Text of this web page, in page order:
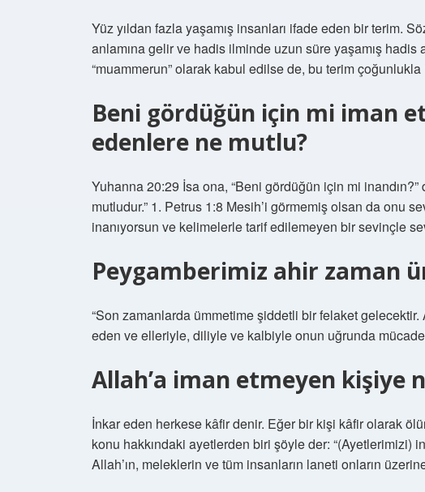
Yüz yıldan fazla yaşamış insanları ifade eden bir terim.
anlamına gelir ve hadis ilminde uzun süre yaşamış
“muammerun” olarak kabul edilse de, bu terim
Beni gördüğün için mi iman
edenlere ne mutlu?
Yuhanna 20:29 İsa ona, “Beni gördüğün için mi
mutludur.” 1. Petrus 1:8 Mesih’i görmemiş olsan da onu
inanıyorsun ve kelimelerle tarif edilemeyen bir sevinçle
Peygamberimiz ahir zaman
“Son zamanlarda ümmetime şiddetli bir felaket
eden ve elleriyle, diliyle ve kalbiyle onun uğrunda
Allah’a iman etmeyen kişiye
İnkar eden herkese kâfir denir. Eğer bir kişi kâfir olarak
konu hakkındaki ayetlerden biri şöyle der: “(Ayetlerimizi)
Allah’ın, meleklerin ve tüm insanların laneti onların